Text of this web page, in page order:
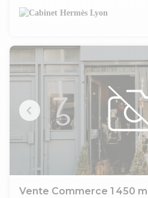
en centre ville - piscine chauffée,
massage. Chambre PMR
Belle rentabilité pour couple de
une grande maison individuelle
d'exploitants. Vente fonds et murs
Vente Commerce 1 450